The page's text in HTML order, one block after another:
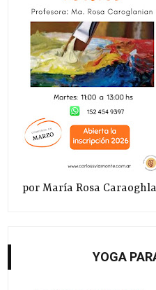
por María Rosa
YOGA